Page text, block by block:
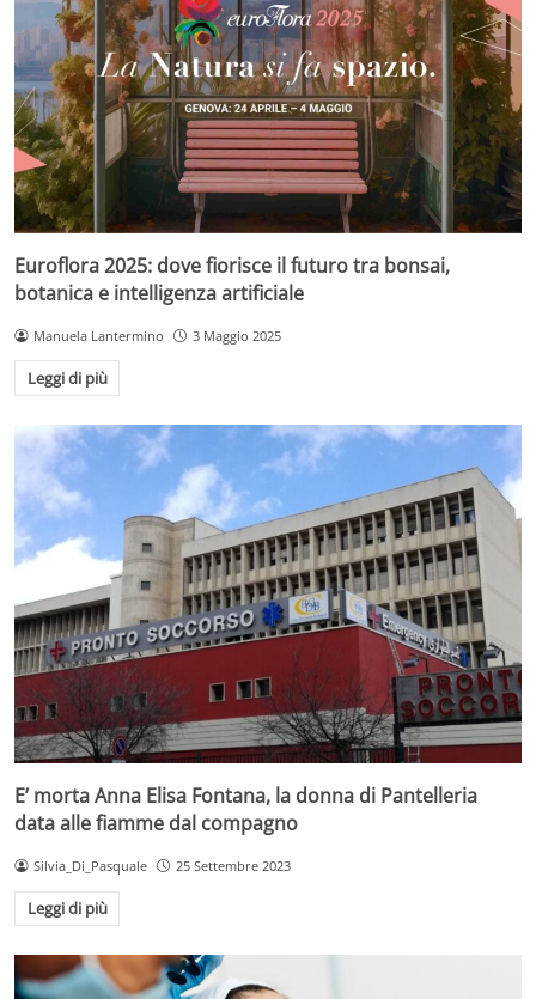
Euroflora 2025: dove fiorisce il futuro tra bonsai,
botanica e intelligenza artificiale
Manuela Lantermino 3 Maggio 2025
Leggi di più
E’ morta Anna Elisa Fontana, la donna di Pantelleria
data alle fiamme dal compagno
Silvia_Di_Pasquale 25 Settembre 2023
Leggi di più